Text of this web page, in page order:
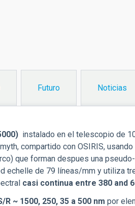
Futuro Noticias
instalado en el telescopio de
compartido con OSIRIS,
que forman despues una
echelle de 79 líneas/mm y utiliza
casi continua entre 380 and
R ~ 1500, 250, 35 a 500 nm por